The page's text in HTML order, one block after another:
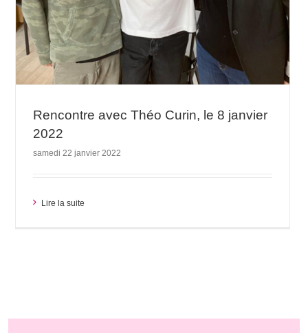
Rencontre avec Théo Curin, le 8 janvier
2022
samedi 22 janvier 2022
Lire la suite